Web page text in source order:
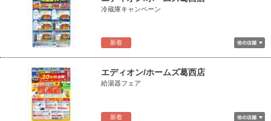
新着
冷蔵庫キャンペーン
新着
エディオン/ホームズ葛西店
給湯器フェア